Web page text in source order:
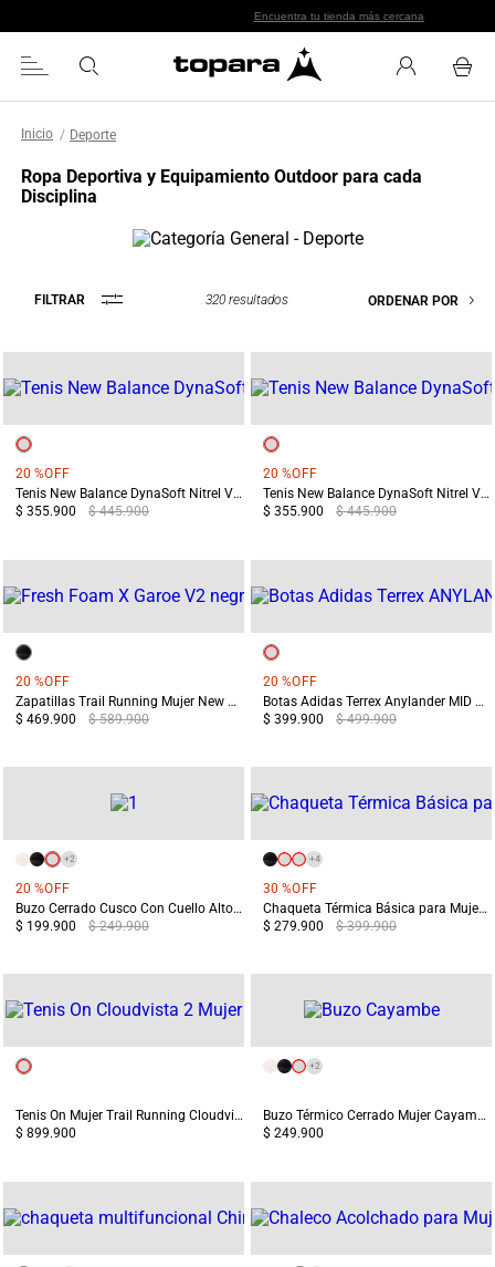
Deporte
Ropa Deportiva y Equipamiento Outdoor para cada
Disciplina
FILTRAR 320resultados ORDENAR POR
20 %OFF
Tenis New Balance DynaSoft Nitrel V6 Mujer Terreo
$ 355.900
$ 445.900
20 %OFF
Tenis New Balance DynaSoft Nitrel V6 Mujer Gris
$ 355.900
$ 445.900
20 %OFF
Zapatillas Trail Running Mujer New Balance Garoe V2 Negras
$ 469.900
$ 589.900
20 %OFF
Botas Adidas Terrex Anylander MID Mujer Negro/Gris
$ 399.900
$ 499.900
+2
20 %OFF
Buzo Cerrado Cusco Con Cuello Alto Y Bolsillos De Ribete Verde
$ 199.900
$ 249.900
+4
30 %OFF
Chaqueta Térmica Básica para Mujer Chiloé Blanca
$ 279.900
$ 399.900
Tenis On Mujer Trail Running Cloudvista 2 Blanco/Café
$ 899.900
+2
Buzo Térmico Cerrado Mujer Cayambe Blanco
$ 249.900